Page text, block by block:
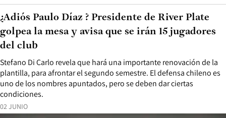
02 JUNIO
Stefano Di Carlo revela que hará una importante renovación de la
plantilla, para afrontar el segundo semestre. El defensa chileno es
uno de los nombres apuntados, pero se deben dar ciertas
condiciones.
¿Adiós Paulo Díaz ? Presidente de River Plate
golpea la mesa y avisa que se irán 15 jugadores
del club